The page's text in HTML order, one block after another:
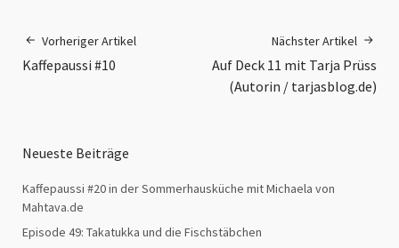
Vorheriger Artikel
Kaffepaussi #10
Nächster Artikel
Auf Deck 11 mit Tarja Prüss
(Autorin / tarjasblog.de)
Neueste Beiträge
Kaffepaussi #20 in der Sommerhausküche mit Michaela von
Mahtava.de
Episode 49: Takatukka und die Fischstäbchen